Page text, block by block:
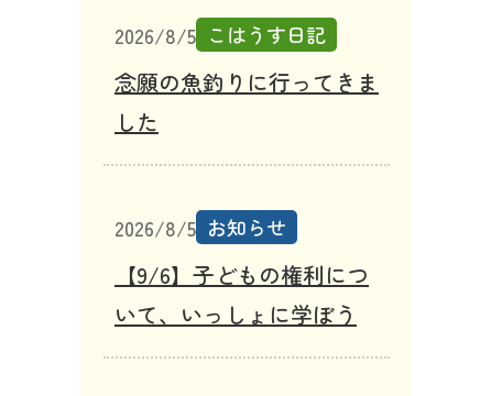
2026/8/5 こはうす日記
念願の魚釣りに行ってきま
した
2026/8/5 お知らせ
【9/6】子どもの権利につ
いて、いっしょに学ぼう